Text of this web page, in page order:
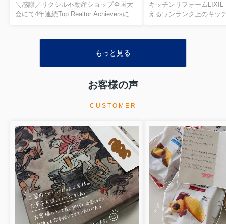
＼感謝／リクシル不動産ショップ全国大
会にて4年連続Top Realtor Achieversに選
選ばれました(^^)/これも素敵なご縁をいた
だきましたお客様いつも無理を聞いてく
かけてくださるお客様達いつもお客様に
助けていただいております。初心を忘れ
(^^)!ありがとうございましたまた10year's
(^^)!そして全体パーティのクイズ大会で
は...
キッチンリフォーム
えるワンランク上のキッ
(^^)/afterLIXIL 「
高く、金属などでこすっ
にくいため、まな板なし
ともできるほ...
もっと見る
お客様の声
CUSTOMER